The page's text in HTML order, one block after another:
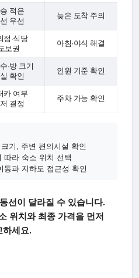
적은
우선
늦은 도착 주의
점·식당
보권
아침·야식 해결
·방 크기
확인
인원 기준 확인
카 여부
결정
주차 가능 확인
기, 주변 편의시설 확인
따라 숙소 위치 선택
동과 지하도 접근성 확인
선이 달라질 수 있습니다.
위치와 최종 가격을 먼저
하세요.